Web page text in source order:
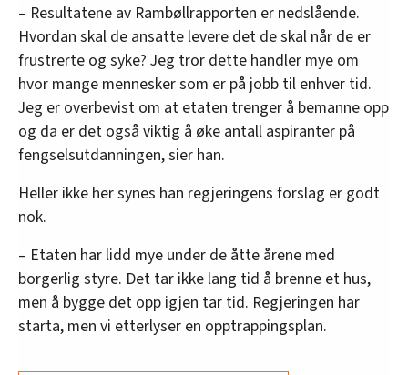
– Resultatene av Rambøllrapporten er nedslående.
Hvordan skal de ansatte levere det de skal når de er
frustrerte og syke? Jeg tror dette handler mye om
hvor mange mennesker som er på jobb til enhver tid.
Jeg er overbevist om at etaten trenger å bemanne opp
og da er det også viktig å øke antall aspiranter på
fengselsutdanningen, sier han.
Heller ikke her synes han regjeringens forslag er godt
nok.
– Etaten har lidd mye under de åtte årene med
borgerlig styre. Det tar ikke lang tid å brenne et hus,
men å bygge det opp igjen tar tid. Regjeringen har
starta, men vi etterlyser en opptrappingsplan.